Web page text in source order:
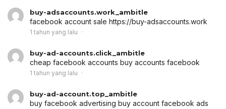
buy-adsaccounts.work_ambitle
facebook account sale https://buy-adsaccounts.work
1 tahun yang lalu
buy-ad-accounts.click_ambitle
cheap facebook accounts buy accounts facebook
1 tahun yang lalu
buy-ad-account.top_ambitle
buy facebook advertising buy account facebook ads